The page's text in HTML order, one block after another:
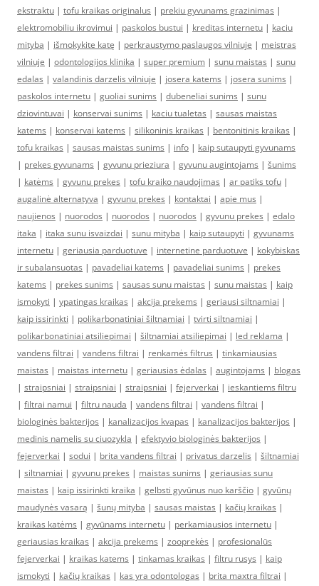
ekstraktu | tofu kraikas originalus | prekiu gyvunams grazinimas |
elektromobiliu ikrovimui | paskolos bustui | kreditas internetu | kaciu
mityba | išmokykite katę | perkraustymo paslaugos vilniuje | meistras
vilniuje | odontologijos klinika | super premium | sunu maistas | sunu
edalas | valandinis darzelis vilniuje | josera katems | josera sunims |
paskolos internetu | guoliai sunims | dubeneliai sunims | sunu
dziovintuvai | konservai sunims | kaciu tualetas | sausas maistas
katems | konservai katems | silikoninis kraikas | bentonitinis kraikas |
tofu kraikas | sausas maistas sunims | info | kaip sutaupyti gyvunams
| prekes gyvunams | gyvunu prieziura | gyvunu augintojams | šunims
| katėms | gyvunu prekes | tofu kraiko naudojimas | ar patiks tofu |
augalinė alternatyva | gyvunu prekes | kontaktai | apie mus |
naujienos | nuorodos | nuorodos | nuorodos | gyvunu prekes | edalo
itaka | itaka sunu isvaizdai | sunu mityba | kaip sutaupyti | gyvunams
internetu | geriausia parduotuve | internetine parduotuve | kokybiskas
ir subalansuotas | pavadeliai katems | pavadeliai sunims | prekes
katems | prekes sunims | sausas sunu maistas | sunu maistas | kaip
ismokyti | ypatingas kraikas | akcija prekems | geriausi siltnamiai |
kaip issirinkti | polikarbonatiniai šiltnamiai | tvirti siltnamiai |
polikarbonatiniai atsiliepimai | šiltnamiai atsiliepimai | led reklama |
vandens filtrai | vandens filtrai | renkamės filtrus | tinkamiausias
maistas | maistas internetu | geriausias ėdalas | augintojams | blogas
| straipsniai | straipsniai | straipsniai | fejerverkai | ieskantiems filtru
| filtrai namui | filtru nauda | vandens filtrai | vandens filtrai |
biologinės bakterijos | kanalizacijos kvapas | kanalizacijos bakterijos |
medinis namelis su ciuozykla | efektyvio biologinės bakterijos |
fejerverkai | sodui | brita vandens filtrai | privatus darzelis | šiltnamiai
| siltnamiai | gyvunu prekes | maistas sunims | geriausias sunu
maistas | kaip issirinkti kraika | gelbsti gyvūnus nuo karščio | gyvūnų
maudynės vasarą | šunų mityba | sausas maistas | kačių kraikas |
kraikas katėms | gyvūnams internetu | perkamiausios internetu |
geriausias kraikas | akcija prekems | zooprekės | profesionalūs
fejerverkai | kraikas katems | tinkamas kraikas | filtru rusys | kaip
ismokyti | kačių kraikas | kas yra odontologas | brita maxtra filtrai |